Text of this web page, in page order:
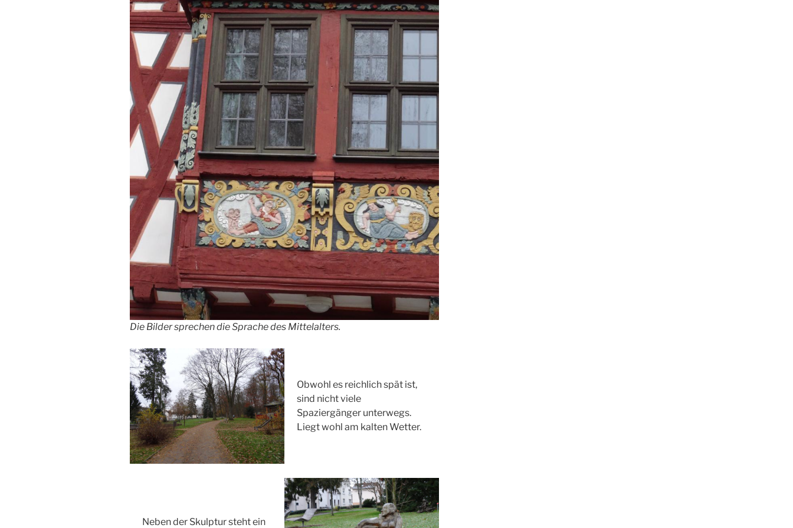
Die Bilder sprechen die Sprache des Mittelalters.
Obwohl es reichlich spät ist,
sind nicht viele
Spaziergänger unterwegs.
Liegt wohl am kalten Wetter.
Neben der Skulptur steht ein